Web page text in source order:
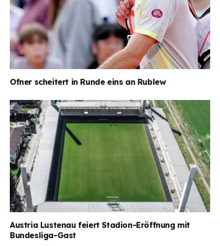
Ofner scheitert in Runde eins an Rublew
Austria Lustenau feiert Stadion-Eröffnung mit
Bundesliga-Gast